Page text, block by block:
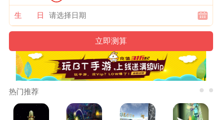
生 日
热门推荐